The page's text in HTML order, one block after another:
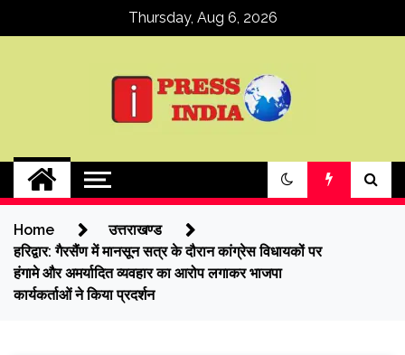
Thursday, Aug 6, 2026
ipressindia
Home
उत्तराखण्ड
हरिद्वार: गैरसैंण में मानसून सत्र के दौरान कांग्रेस विधायकों पर
हंगामे और अमर्यादित व्यवहार का आरोप लगाकर भाजपा
कार्यकर्ताओं ने किया प्रदर्शन